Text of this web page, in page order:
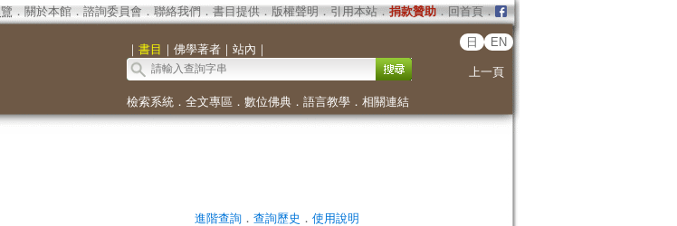
． 關於本館． 諮詢委員會． 聯絡我們 ． 書目提供． 版權聲明 ． 引用本站． 捐款贊助．回首頁．
｜ 書目 ｜ 佛學著者｜ 站內 ｜
日 EN
上一頁
檢索系統． 全文專區 ． 數位佛典． 語言教學． 相關連結
進階查詢． 查詢歷史 ． 使用說明